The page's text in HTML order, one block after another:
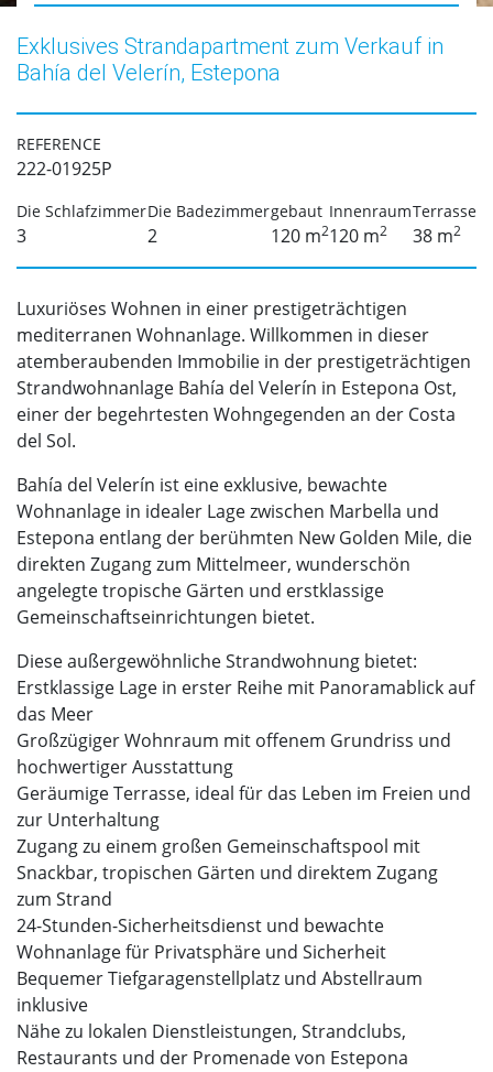
Exklusives Strandapartment zum Verkauf in
Bahía del Velerín, Estepona
REFERENCE
222-01925P
Die Schlafzimmer
3
Die Badezimmer
2
gebaut
120 m2
Innenraum
120 m2
Terrasse
38 m2
Luxuriöses Wohnen in einer prestigeträchtigen
mediterranen Wohnanlage. Willkommen in dieser
atemberaubenden Immobilie in der prestigeträchtigen
Strandwohnanlage Bahía del Velerín in Estepona Ost,
einer der begehrtesten Wohngegenden an der Costa
del Sol.
Bahía del Velerín ist eine exklusive, bewachte
Wohnanlage in idealer Lage zwischen Marbella und
Estepona entlang der berühmten New Golden Mile, die
direkten Zugang zum Mittelmeer, wunderschön
angelegte tropische Gärten und erstklassige
Gemeinschaftseinrichtungen bietet.
Diese außergewöhnliche Strandwohnung bietet:
Erstklassige Lage in erster Reihe mit Panoramablick auf
das Meer
Großzügiger Wohnraum mit offenem Grundriss und
hochwertiger Ausstattung
Geräumige Terrasse, ideal für das Leben im Freien und
zur Unterhaltung
Zugang zu einem großen Gemeinschaftspool mit
Snackbar, tropischen Gärten und direktem Zugang
zum Strand
24-Stunden-Sicherheitsdienst und bewachte
Wohnanlage für Privatsphäre und Sicherheit
Bequemer Tiefgaragenstellplatz und Abstellraum
inklusive
Nähe zu lokalen Dienstleistungen, Strandclubs,
Restaurants und der Promenade von Estepona